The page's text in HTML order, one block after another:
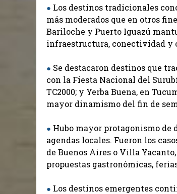
● Los destinos tradicionales
más moderados que en otros
Bariloche y Puerto Iguazú
infraestructura, conectividad y
● Se destacaron destinos que
con la Fiesta Nacional del
TC2000; y Yerba Buena, en
mayor dinamismo del fin de
● Hubo mayor protagonismo
agendas locales. Fueron los
de Buenos Aires o Villa
propuestas gastronómicas,
● Los destinos emergentes